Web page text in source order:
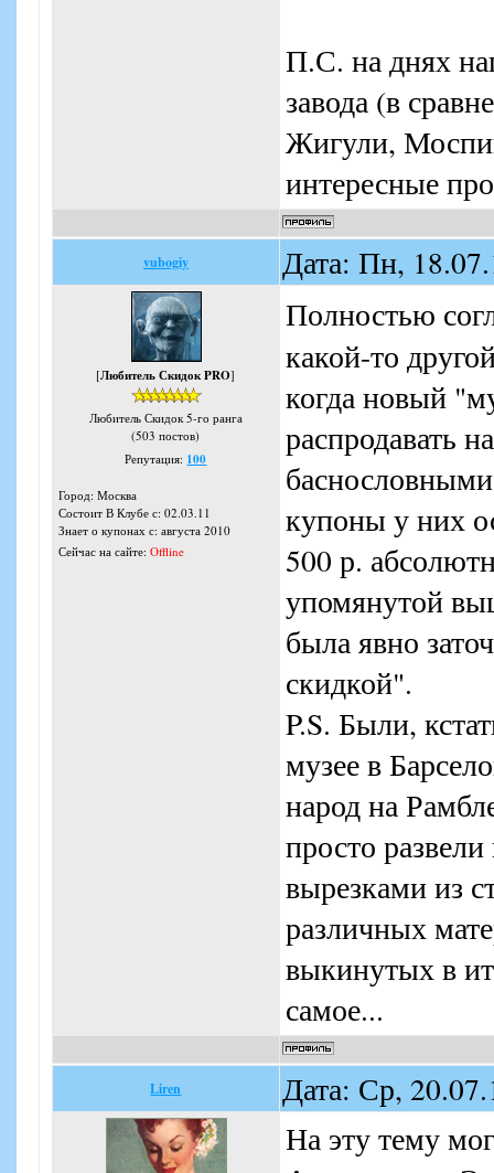
П.С. на днях
завода (в
Жигули,
интересные
vubogiy Дата: Пн,
[Любитель Скидок PRO]
Любитель Скидок 5-го ранга
(503 постов)
Репутация: 100
Город: Москва
Состоит В Клубе с: 02.03.11
Знает о купонах с: августа 2010
Сейчас на сайте: Offline
Полностью
какой-то
когда новый
распродавать
купоны у них
500 р.
упомянутой
была явно
скидкой".
P.S. Были,
музее в
народ на
просто
вырезками из
различных
выкинутых в
самое...
Liren
Дата: Ср,
На эту тему